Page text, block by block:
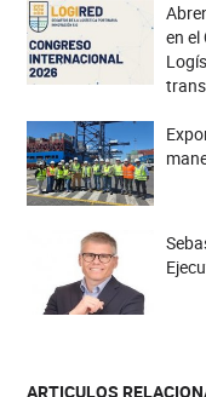
en el
ARTICULOS